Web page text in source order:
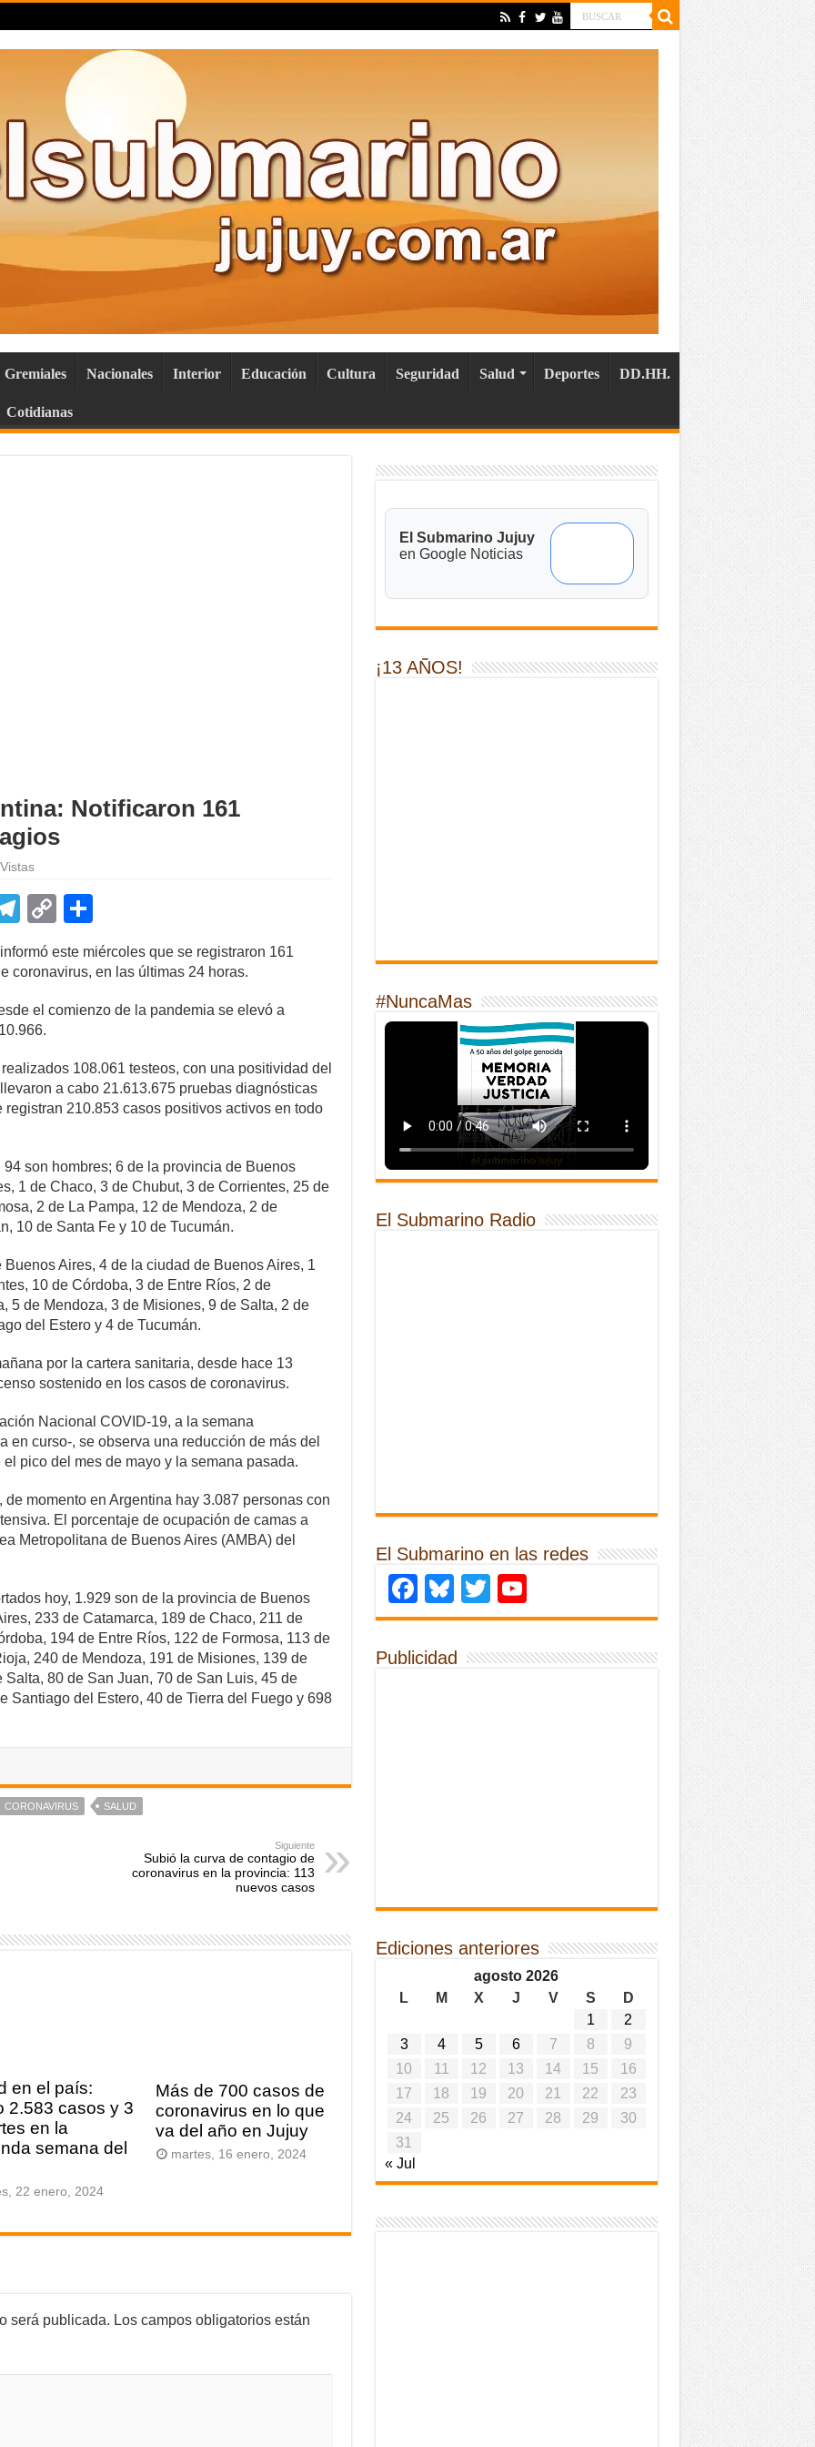
Gremiales Nacionales Interior Educación Cultura Seguridad Salud Deportes DD.HH.
Cotidianas
Notificaron 161
T
e
gr
a
m
C
o
p
Li
k
h
ar
este miércoles que se registraron 161
coronavirus, en las últimas 24 horas.
el comienzo de la pandemia se elevó a
108.061 testeos, con una positividad del
a cabo 21.613.675 pruebas diagnósticas
registran 210.853 casos positivos activos en todo
son hombres; 6 de la provincia de Buenos
1 de Chaco, 3 de Chubut, 3 de Corrientes, 25 de
2 de La Pampa, 12 de Mendoza, 2 de
10 de Santa Fe y 10 de Tucumán.
Aires, 4 de la ciudad de Buenos Aires, 1
10 de Córdoba, 3 de Entre Ríos, 2 de
5 de Mendoza, 3 de Misiones, 9 de Salta, 2 de
del Estero y 4 de Tucumán.
por la cartera sanitaria, desde hace 13
sostenido en los casos de coronavirus.
Nacional COVID-19, a la semana
en curso-, se observa una reducción de más del
pico del mes de mayo y la semana pasada.
momento en Argentina hay 3.087 personas con
El porcentaje de ocupación de camas a
Metropolitana de Buenos Aires (AMBA) del
hoy, 1.929 son de la provincia de Buenos
233 de Catamarca, 189 de Chaco, 211 de
194 de Entre Ríos, 122 de Formosa, 113 de
240 de Mendoza, 191 de Misiones, 139 de
80 de San Juan, 70 de San Luis, 45 de
Santiago del Estero, 40 de Tierra del Fuego y 698
CORONAVIRUS SALUD
Siguiente
Subió la curva de contagio de
coronavirus en la provincia: 113
nuevos casos
en el país:
2.583 casos y 3
en la
semana del
22 enero, 2024
Más de 700 casos de
coronavirus en lo que
va del año en Jujuy
martes, 16 enero, 2024
será publicada. Los campos obligatorios están
El Submarino Jujuy
en Google Noticias
¡13 AÑOS!
#NuncaMas
El Submarino Radio
El Submarino en las redes
Facebook
Bluesky
Twitter
Publicidad
Ediciones anteriores
agosto 2026
L
M X J V S
D
1
2
3
4 5 6 7 8
9
10
11 12 13 14 15
16
17
18 19 20 21 22
23
24
25 26 27 28 29
30
31
« Jul